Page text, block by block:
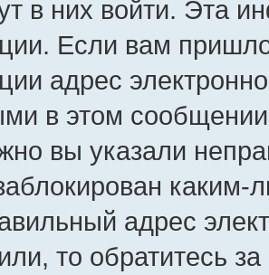
в них войти. Эта
Если вам
адрес
в этом
вы указали
адрес
то обратитесь